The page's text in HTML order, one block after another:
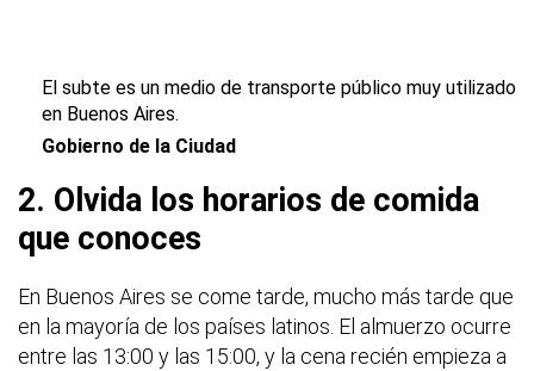
El subte es un medio de transporte público muy utilizado
en Buenos Aires.
Gobierno de la Ciudad
2. Olvida los horarios de comida
que conoces
En Buenos Aires se come tarde, mucho más tarde que
en la mayoría de los países latinos. El almuerzo ocurre
entre las 13:00 y las 15:00, y la cena recién empieza a